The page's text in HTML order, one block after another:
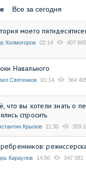
Все за сегодня
моего
Холмогоров 02:14 407 665
Навального
Святенков 01:14 364
что вы хотели знать о
спросить
Крылов 11:30 359
Караулов 14:50 347 081